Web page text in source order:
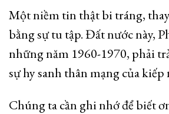
Một niềm tin thật bi tráng,
bằng sự tu tập. Đất nước này,
những năm 1960-1970, phải
sự hy sanh thân mạng của
Chúng ta cần ghi nhớ để biết